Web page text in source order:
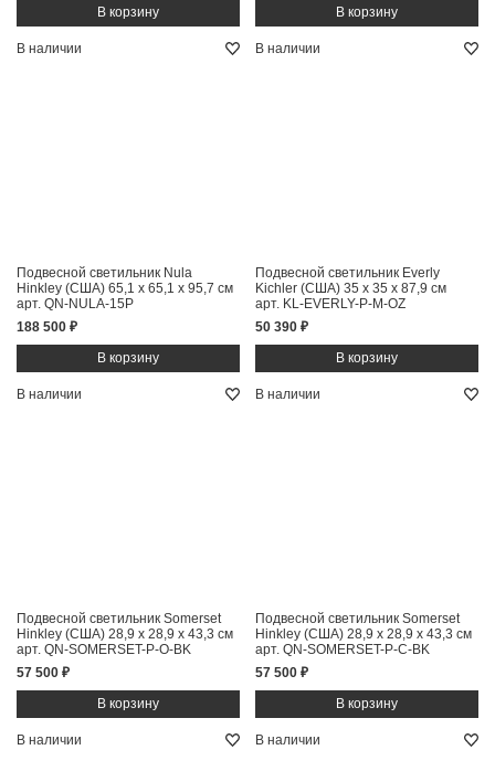
В наличии
Подвесной светильник Nula
Hinkley (США) 65,1 x 65,1 x 95,7 см
арт. QN-NULA-15P
188 500 ₽
В наличии
Подвесной светильник Everly
Kichler (США) 35 x 35 x 87,9 см
арт. KL-EVERLY-P-M-OZ
50 390 ₽
В наличии
Подвесной светильник Somerset
Hinkley (США) 28,9 x 28,9 x 43,3 см
арт. QN-SOMERSET-P-O-BK
57 500 ₽
В наличии
Подвесной светильник Somerset
Hinkley (США) 28,9 x 28,9 x 43,3 см
арт. QN-SOMERSET-P-C-BK
57 500 ₽
В наличии В наличии